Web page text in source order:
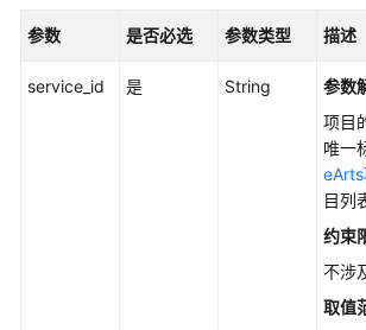
户
参数 是否必选 参数类型 描述
service_id 是 String
参数
项目
唯一
目列
约束
不涉
取值